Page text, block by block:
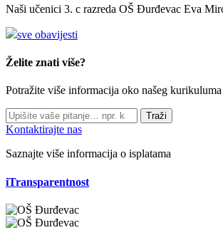
Naši učenici 3. c razreda OŠ Đurđevac Eva
sve obavijesti
Želite znati više?
Potražite više informacija oko našeg
Traži
Kontaktirajte nas
Saznajte više informacija o isplatama
iTransparentnost